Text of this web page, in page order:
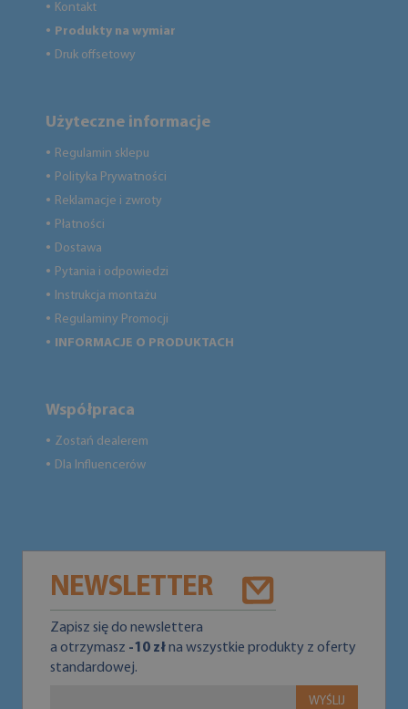
● Kontakt
● Produkty na wymiar
● Druk offsetowy
Użyteczne informacje
● Regulamin sklepu
● Polityka Prywatności
● Reklamacje i zwroty
● Płatności
● Dostawa
● Pytania i odpowiedzi
● Instrukcja montażu
● Regulaminy Promocji
● INFORMACJE O PRODUKTACH
Współpraca
● Zostań dealerem
● Dla Influencerów
NEWSLETTER
Zapisz się do newslettera
a otrzymasz -10 złna wszystkie produkty z oferty
standardowej.
WYŚLIJ